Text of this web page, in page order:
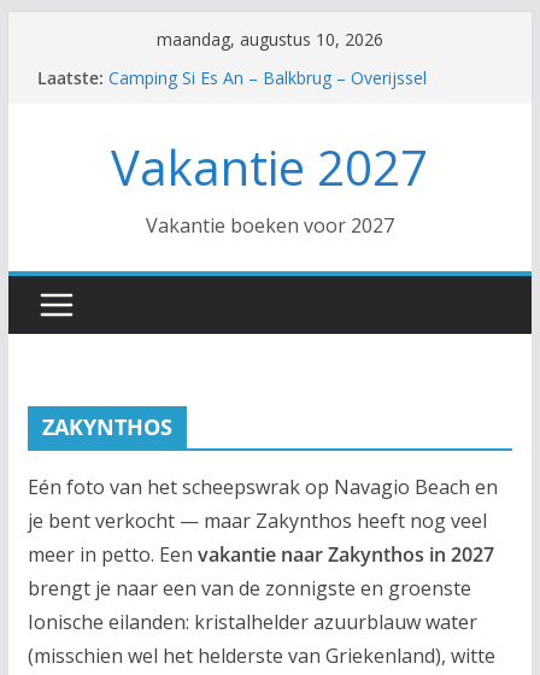
maandag, augustus 10, 2026
Laatste:
Hotel Diana Palace – Argassi – Zakynthos
Camping Si Es An – Balkbrug – Overijssel
Amoudara – Kreta
EuroParcs De Zanding – Otterlo – Gelderland
Vakantie 2027
Vakantie boeken voor 2027
ZAKYNTHOS
Eén foto van het scheepswrak op Navagio Beach en
je bent verkocht — maar Zakynthos heeft nog veel
meer in petto. Een vakantie naar Zakynthos in 2027
brengt je naar een van de zonnigste en groenste
Ionische eilanden: kristalhelder azuurblauw water
(misschien wel het helderste van Griekenland), witte